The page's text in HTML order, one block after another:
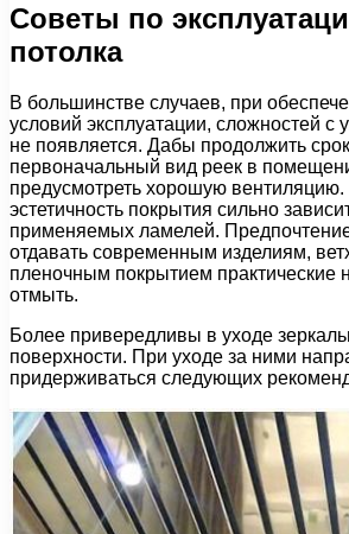
Советы по
потолка
В большинстве случаев, при
условий эксплуатации, сложностей с
не появляется. Дабы продолжить
первоначальный вид реек в
предусмотреть хорошую
эстетичность покрытия сильно
применяемых ламелей.
отдавать современным изделиям,
пленочным покрытием практические
отмыть.
Более привередливы в уходе
поверхности. При уходе за ними
придерживаться следующих